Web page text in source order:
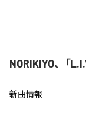
NORIKIYO、「
新曲情報